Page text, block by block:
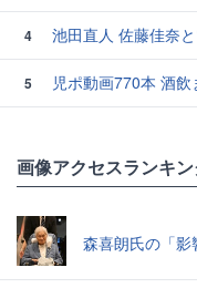
4 池田直人 佐藤佳奈
5
児ポ動画770本 酒
画像アクセスランキ
森喜朗氏の「